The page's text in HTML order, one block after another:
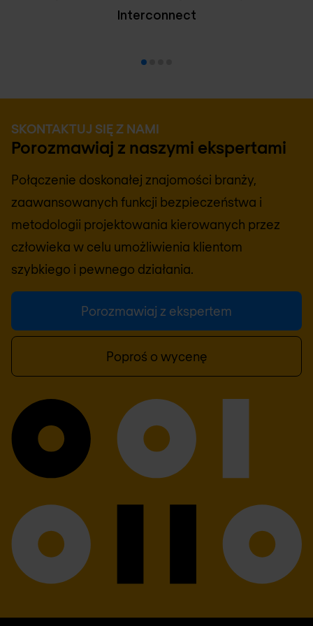
Interconnect
SKONTAKTUJ SIĘ Z NAMI
Porozmawiaj z naszymi ekspertami
Połączenie doskonałej znajomości branży,
zaawansowanych funkcji bezpieczeństwa i
metodologii projektowania kierowanych przez
człowieka w celu umożliwienia klientom
szybkiego i pewnego działania.
Porozmawiaj z ekspertem
Poproś o wycenę